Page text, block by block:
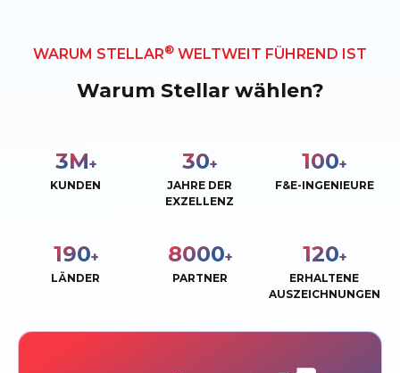
WARUM STELLAR® WELTWEIT FÜHREND IST
Warum Stellar wählen?
3M+
KUNDEN
30+
JAHRE DER
EXZELLENZ
100+
F&E-INGENIEURE
190+
LÄNDER
8000+
PARTNER
120+
ERHALTENE
AUSZEICHNUNGEN